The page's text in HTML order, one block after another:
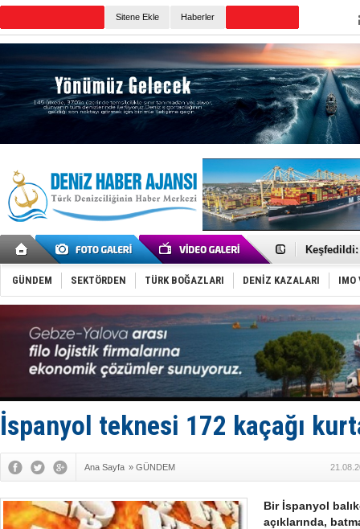
Sitene Ekle Haberler
Türk
Fairline,
Baltık
Runit
Dünyanın
Türk
Hüseyin
Hat-San
Med
GÜNDEM SEKTÖRDEN TÜRK BOĞAZLARI DENİZ KAZALARI IMO
İspanyol teknesi 172 kaçağı
Ana Sayfa » GÜNDEM
Bir İspanyol
açıklarında,